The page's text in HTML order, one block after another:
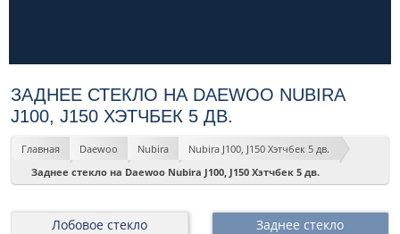
ЗАДНЕЕ СТЕКЛО НА DAEWOO NUBIRA
J100, J150 ХЭТЧБЕК 5 ДВ.
Главная Daewoo Nubira
Nubira J100, J150 Хэтчбек 5 дв.
Заднее стекло на Daewoo Nubira J100, J150 Хэтчбек 5 дв.
Лобовое стекло Заднее стекло